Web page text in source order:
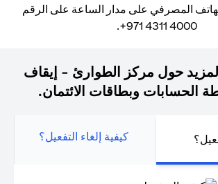
المصرفي على مدار الساعة على الرقم
4000 4311 971+.
حول مركز الطوارئ - إيقاف
الحسابات وبطاقات الائتمان.
كيفية إلغاء التفعيل؟